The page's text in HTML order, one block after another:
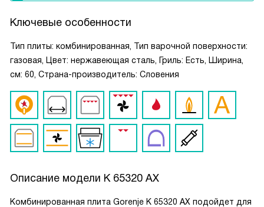
Ключевые особенности
Тип плиты: комбинированная, Тип варочной поверхности:
газовая, Цвет: нержавеющая сталь, Гриль: Есть, Ширина,
см: 60, Страна-производитель: Словения
Описание модели K 65320 AX
Комбинированная плита Gorenje K 65320 AX подойдет для